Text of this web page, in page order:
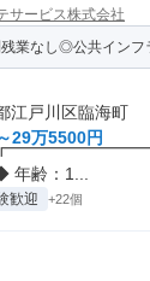
サービス株式会社
業なし◎公共イン
江戸川区臨海町
29万5500円
材
年齢：1...
歓迎 +22個